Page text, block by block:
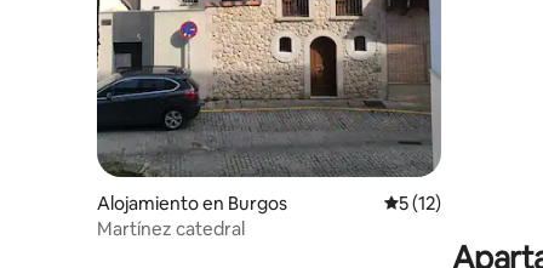
Alojamiento en Burgos Calificación
5 (12)
Martínez catedral